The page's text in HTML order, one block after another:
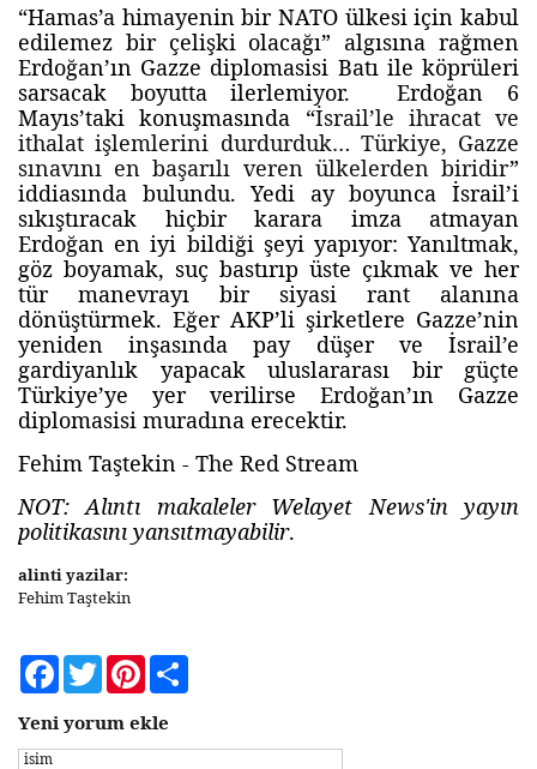
“Hamas’a himayenin bir NATO ülkesi için kabul
edilemez bir çelişki olacağı” algısına rağmen
Erdoğan’ın Gazze diplomasisi Batı ile köprüleri
sarsacak boyutta ilerlemiyor. Erdoğan 6
Mayıs’taki konuşmasında “İsrail’le ihracat ve
ithalat işlemlerini durdurduk… Türkiye, Gazze
sınavını en başarılı veren ülkelerden biridir”
iddiasında bulundu. Yedi ay boyunca İsrail’i
sıkıştıracak hiçbir karara imza atmayan
Erdoğan en iyi bildiği şeyi yapıyor: Yanıltmak,
göz boyamak, suç bastırıp üste çıkmak ve her
tür manevrayı bir siyasi rant alanına
dönüştürmek. Eğer AKP’li şirketlere Gazze’nin
yeniden inşasında pay düşer ve İsrail’e
gardiyanlık yapacak uluslararası bir güçte
Türkiye’ye yer verilirse Erdoğan’ın Gazze
diplomasisi muradına erecektir.
Fehim Taştekin - The Red Stream
NOT: Alıntı makaleler Welayet News'in yayın
politikasını yansıtmayabilir.
alinti yazilar:
Fehim Taştekin
FacebookTwitterPinterest
Yeni yorum ekle
isim